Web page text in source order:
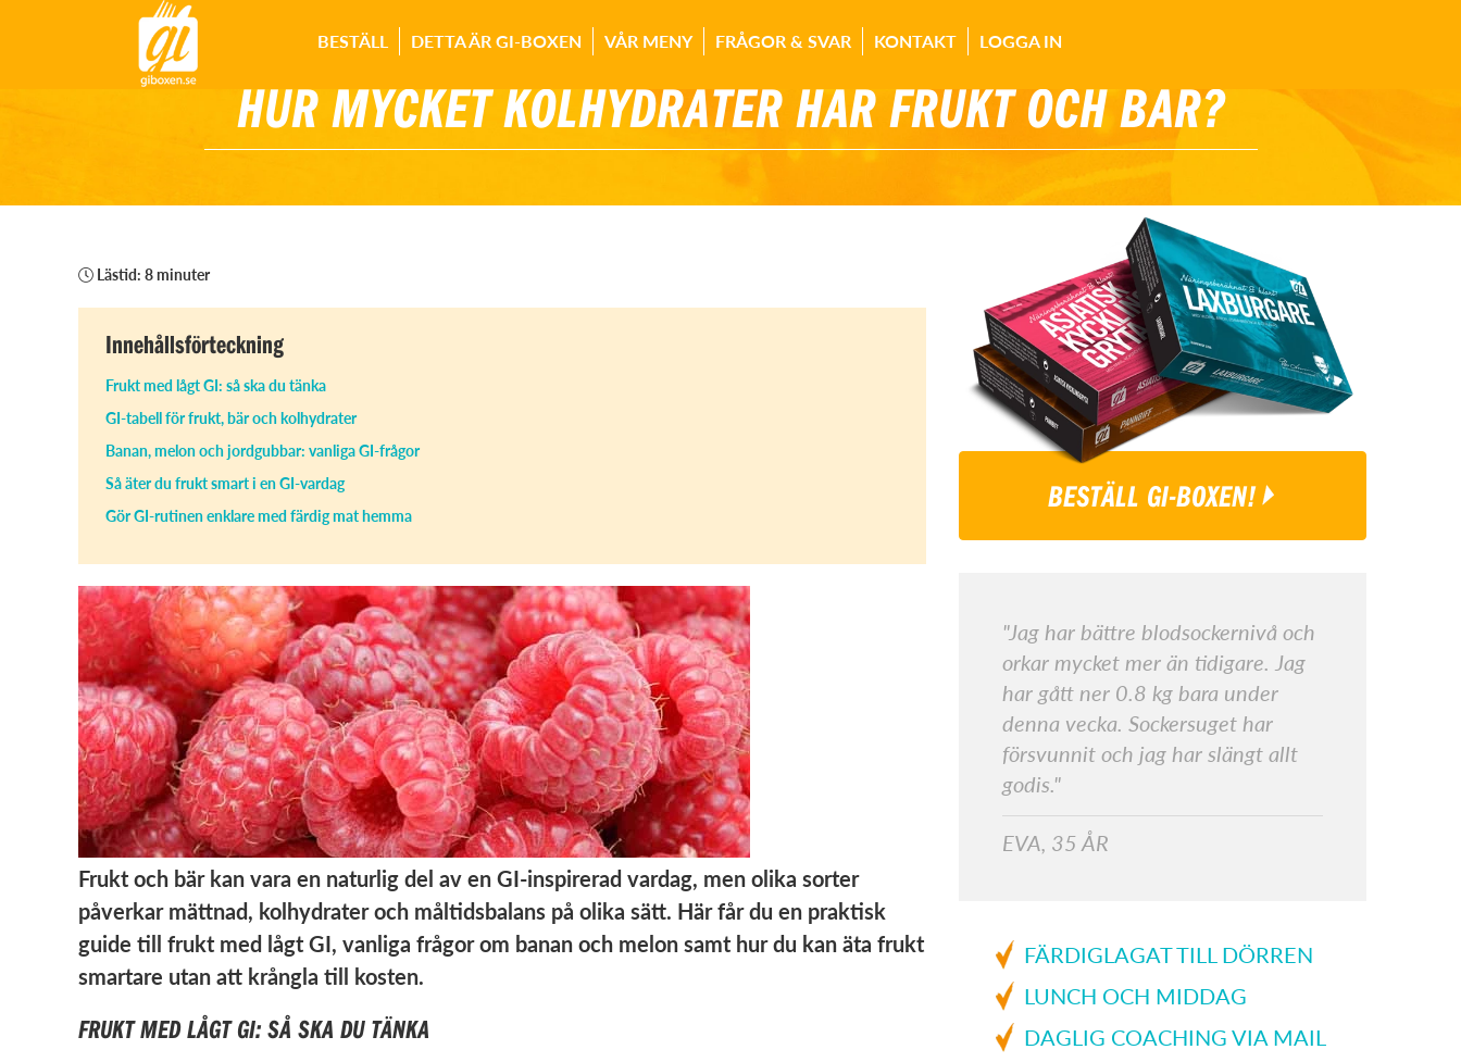
BESTÄLL DETTA ÄR GI-BOXEN VÅR MENY FRÅGOR & SVAR KONTAKT LOGGA IN
HUR MYCKET KOLHYDRATER HAR FRUKT OCH BÄR?
Lästid: 8 minuter
Innehållsförteckning
Frukt med lågt GI: så ska du tänka
GI-tabell för frukt, bär och kolhydrater
Banan, melon och jordgubbar: vanliga GI-frågor
Så äter du frukt smart i en GI-vardag
Gör GI-rutinen enklare med färdig mat hemma
Frukt och bär kan vara en naturlig del av en GI-inspirerad vardag, men olika sorter
påverkar mättnad, kolhydrater och måltidsbalans på olika sätt. Här får du en praktisk
guide till frukt med lågt GI, vanliga frågor om banan och melon samt hur du kan äta frukt
smartare utan att krångla till kosten.
FRUKT MED LÅGT GI: SÅ SKA DU TÄNKA
BESTÄLL GI-BOXEN!
"Jag har bättre blodsockernivå och
orkar mycket mer än tidigare. Jag
har gått ner 0.8 kg bara under
denna vecka. Sockersuget har
försvunnit och jag har slängt allt
godis."
EVA, 35 ÅR
FÄRDIGLAGAT TILL DÖRREN
LUNCH OCH MIDDAG
DAGLIG COACHING VIA MAIL